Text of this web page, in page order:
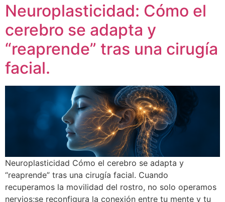
Neuroplasticidad: Cómo el
cerebro se adapta y
“reaprende” tras una cirugía
facial.
Neuroplasticidad Cómo el cerebro se adapta y
“reaprende” tras una cirugía facial. Cuando
recuperamos la movilidad del rostro, no solo operamos
nervios;se reconfigura la conexión entre tu mente y tu